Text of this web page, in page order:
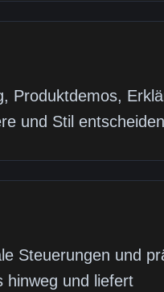
Produktdemos,
und Stil
Steuerungen und
hinweg und liefert